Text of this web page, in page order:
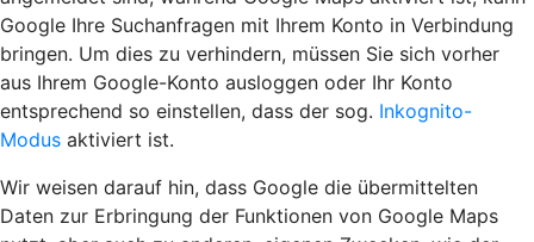
Google Ihre Suchanfragen mit Ihrem Konto in Verbindung
bringen. Um dies zu verhindern, müssen Sie sich vorher
aus Ihrem Google-Konto ausloggen oder Ihr Konto
entsprechend so einstellen, dass der sog. Inkognito-
Modus aktiviert ist.
Wir weisen darauf hin, dass Google die übermittelten
Daten zur Erbringung der Funktionen von Google Maps